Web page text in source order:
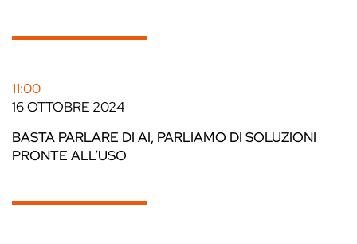
11:00
16 OTTOBRE 2024
BASTA PARLARE DI AI, PARLIAMO DI SOLUZIONI
PRONTE ALL’USO